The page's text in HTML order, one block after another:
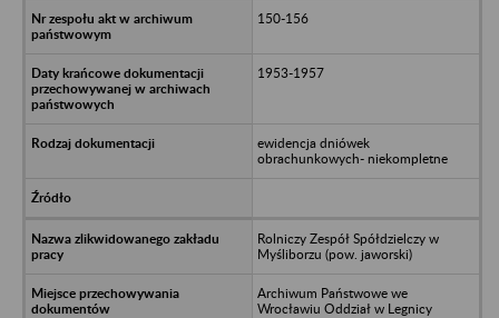
150-156
1953-1957
ewidencja dniówek
obrachunkowych- niekompletne
Rolniczy Zespół Spółdzielczy w
Myśliborzu (pow. jaworski)
Archiwum Państwowe we
Wrocławiu Oddział w Legnicy